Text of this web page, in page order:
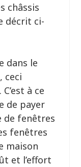
châssis
décrit ci-
dans le
ceci
à ce
de payer
de fenêtres
fenêtres
maison
et l’effort